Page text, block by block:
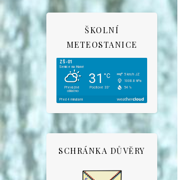
ŠKOLNÍ
METEOSTANICE
SCHRÁNKA DŮVĚRY